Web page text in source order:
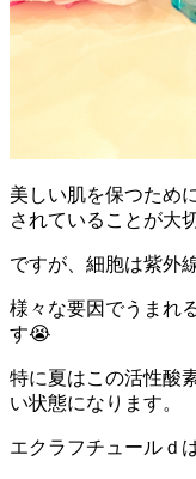
美しい肌を保つため
されていることが大
ですが、細胞は紫外
様々な要因でうまれ
す😭
特に夏はこの活性酸
い状態になります。
エクラフチュールｄは